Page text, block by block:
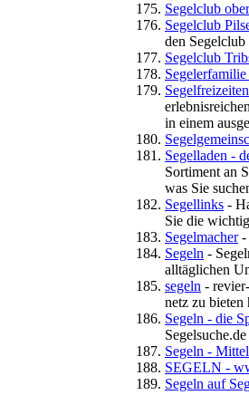
Segelclub
Segelclub
den Segelclub
Segelclub
in einem
Segelladen -
Sortiment an
was Sie
Segellinks -
Sie die
Segelmacher-
Segeln -
alltäglichen
segeln -
netz zu bieten
Segeln - die
Segeln -
SEGELN -
Segeln auf